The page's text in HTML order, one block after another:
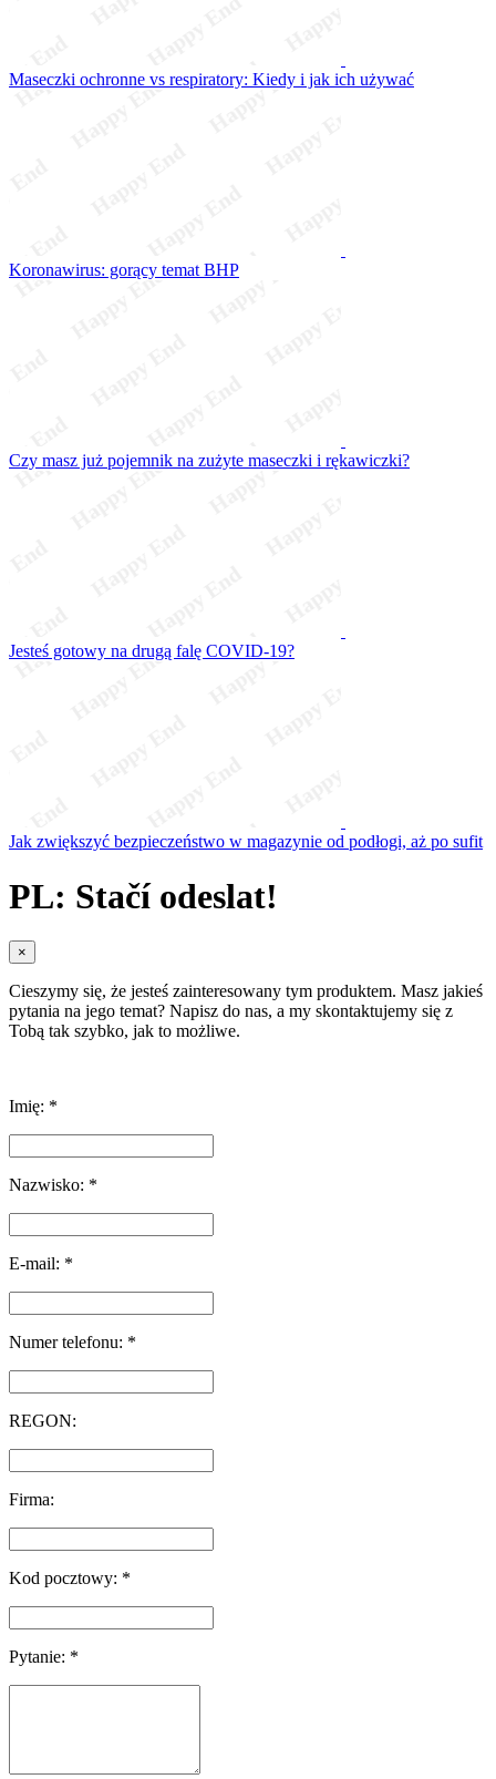
Maseczki ochronne vs respiratory: Kiedy i jak ich używać
Koronawirus: gorący temat BHP
Czy masz już pojemnik na zużyte maseczki i rękawiczki?
Jesteś gotowy na drugą falę COVID-19?
Jak zwiększyć bezpieczeństwo w magazynie od podłogi, aż po sufit
PL: Stačí odeslat!
×
Cieszymy się, że jesteś zainteresowany tym produktem. Masz jakieś
pytania na jego temat? Napisz do nas, a my skontaktujemy się z
Tobą tak szybko, jak to możliwe.
Imię: *
Nazwisko: *
E-mail: *
Numer telefonu: *
REGON:
Firma:
Kod pocztowy: *
Pytanie: *